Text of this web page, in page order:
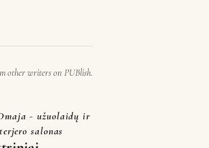
other writers on PUBlish.
- užuolaidų ir
salonas